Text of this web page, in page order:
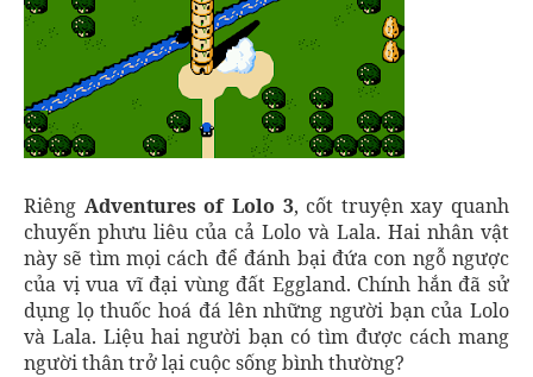
Riêng Adventures of Lolo 3, cốt truyện xay quanh
chuyến phưu liêu của cả Lolo và Lala. Hai nhân vật
này sẽ tìm mọi cách để đánh bại đứa con ngỗ ngược
của vị vua vĩ đại vùng đất Eggland. Chính hắn đã sử
dụng lọ thuốc hoá đá lên những người bạn của Lolo
và Lala. Liệu hai người bạn có tìm được cách mang
người thân trở lại cuộc sống bình thường?